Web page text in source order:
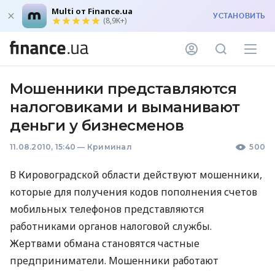
Multi от Finance.ua
(8,9K+) УСТАНОВИТЬ
Мошенники представляются
налоговиками и выманивают
деньги у бизнесменов
11.08.2010, 15:40 — Криминал 500
В Кировоградской области действуют мошенники,
которые для получения кодов пополнения счетов
мобильных телефонов представляются
работниками органов налоговой службы.
Жертвами обмана становятся частные
предприниматели. Мошенники работают